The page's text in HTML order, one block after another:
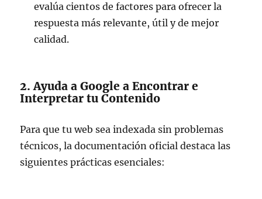
evalúa cientos de factores para ofrecer la
respuesta más relevante, útil y de mejor
calidad.
2. Ayuda a Google a Encontrar e
Interpretar tu Contenido
Para que tu web sea indexada sin problemas
técnicos, la documentación oficial destaca las
siguientes prácticas esenciales: